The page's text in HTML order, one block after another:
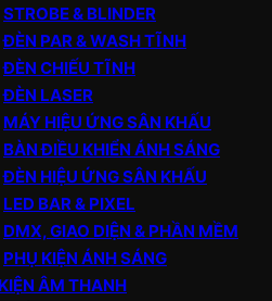
STROBE & BLINDER
ĐÈN PAR & WASH TĨNH
ĐÈN CHIẾU TĨNH
ĐÈN LASER
MÁY HIỆU ỨNG SÂN KHẤU
BÀN ĐIỀU KHIỂN ÁNH SÁNG
ĐÈN HIỆU ỨNG SÂN KHẤU
LED BAR & PIXEL
DMX, GIAO DIỆN & PHẦN MỀM
PHỤ KIỆN ÁNH SÁNG
ÂM THANH